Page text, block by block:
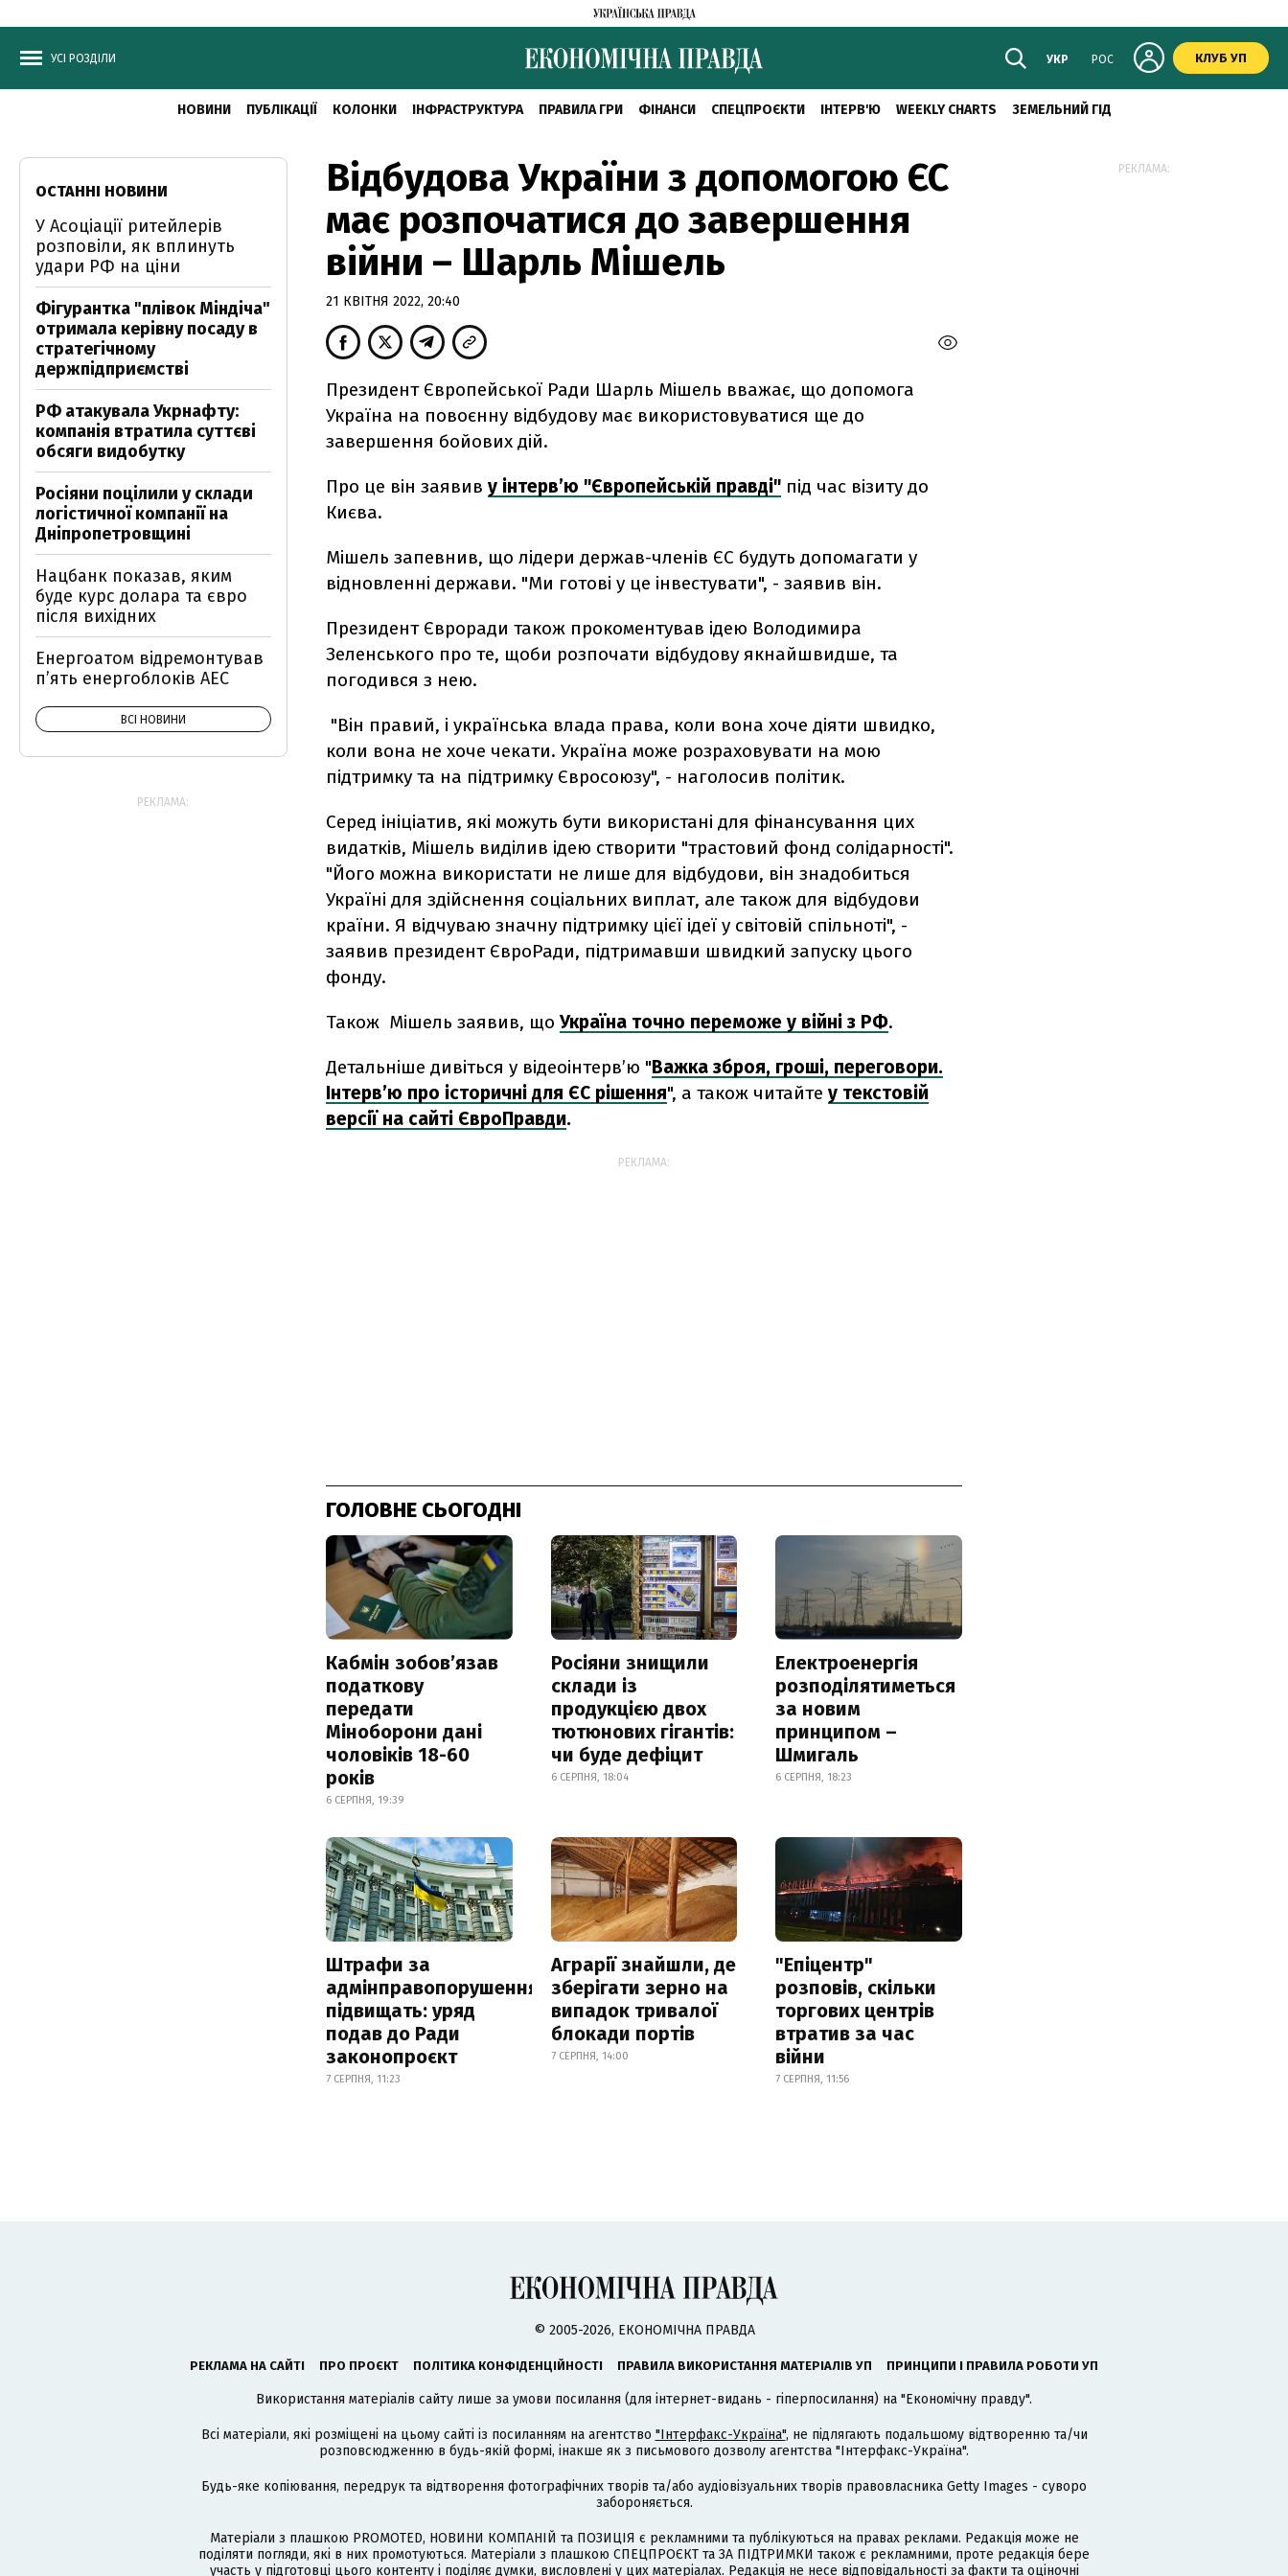
УСІ РОЗДІЛИ УКР РОС КЛУБ УП
НОВИНИ ПУБЛІКАЦІЇ КОЛОНКИ ІНФРАСТРУКТУРА ПРАВИЛА ГРИ ФІНАНСИ СПЕЦПРОЄКТИ ІНТЕРВ'Ю WEEKLY CHARTS ЗЕМЕЛЬНИЙ ГІД
Відбудова України з допомогою ЄС
має розпочатися до завершення
війни – Шарль Мішель
21 КВІТНЯ 2022, 20:40
Президент Європейської Ради Шарль Мішель вважає, що допомога
Україна на повоєнну відбудову має використовуватися ще до
завершення бойових дій.
Про це він заявив у інтерв’ю "Європейській правді" під час візиту до
Києва.
Мішель запевнив, що лідери держав-членів ЄС будуть допомагати у
відновленні держави. "Ми готові у це інвестувати", - заявив він.
Президент Євроради також прокоментував ідею Володимира
Зеленського про те, щоби розпочати відбудову якнайшвидше, та
погодився з нею.
"Він правий, і українська влада права, коли вона хоче діяти швидко,
коли вона не хоче чекати. Україна може розраховувати на мою
підтримку та на підтримку Євросоюзу", - наголосив політик.
Серед ініціатив, які можуть бути використані для фінансування цих
видатків, Мішель виділив ідею створити "трастовий фонд солідарності".
"Його можна використати не лише для відбудови, він знадобиться
Україні для здійснення соціальних виплат, але також для відбудови
країни. Я відчуваю значну підтримку цієї ідеї у світовій спільноті", -
заявив президент ЄвроРади, підтримавши швидкий запуску цього
фонду.
Також Мішель заявив, що Україна точно переможе у війні з РФ.
Детальніше дивіться у відеоінтерв’ю "Важка зброя, гроші, переговори.
Інтерв’ю про історичні для ЄС рішення", а також читайте у текстовій
версії на сайті ЄвроПравди.
РЕКЛАМА:
ГОЛОВНЕ СЬОГОДНІ
Кабмін зобовʼязав
податкову
передати
Міноборони дані
чоловіків 18-60
років
6 СЕРПНЯ, 19:39
Росіяни знищили
склади із
продукцією двох
тютюнових гігантів:
чи буде дефіцит
6 СЕРПНЯ, 18:04
Електроенергія
розподілятиметься
за новим
принципом –
Шмигаль
6 СЕРПНЯ, 18:23
Штрафи за
адмінправопорушення
підвищать: уряд
подав до Ради
законопроєкт
7 СЕРПНЯ, 11:23
Аграрії знайшли, де
зберігати зерно на
випадок тривалої
блокади портів
7 СЕРПНЯ, 14:00
"Епіцентр"
розповів, скільки
торгових центрів
втратив за час
війни
7 СЕРПНЯ, 11:56
ОСТАННІ НОВИНИ
У Асоціації ритейлерів
розповіли, як вплинуть
удари РФ на ціни
Фігурантка "плівок Міндіча"
отримала керівну посаду в
стратегічному
держпідприємстві
РФ атакувала Укрнафту:
компанія втратила суттєві
обсяги видобутку
Росіяни поцілили у склади
логістичної компанії на
Дніпропетровщині
Нацбанк показав, яким
буде курс долара та євро
після вихідних
Енергоатом відремонтував
п’ять енергоблоків АЕС
ВСІ НОВИНИ
РЕКЛАМА:
РЕКЛАМА:
© 2005-2026, ЕКОНОМІЧНА ПРАВДА
РЕКЛАМА НА САЙТІ ПРО ПРОЄКТ ПОЛІТИКА КОНФІДЕНЦІЙНОСТІ ПРАВИЛА ВИКОРИСТАННЯ МАТЕРІАЛІВ УП ПРИНЦИПИ І ПРАВИЛА РОБОТИ УП
Використання матеріалів сайту лише за умови посилання (для інтернет-видань - гіперпосилання) на "Економічну правду".
Всі матеріали, які розміщені на цьому сайті із посиланням на агентство "Інтерфакс-Україна", не підлягають подальшому відтворенню та/чи
розповсюдженню в будь-якій формі, інакше як з письмового дозволу агентства "Інтерфакс-Україна".
Будь-яке копіювання, передрук та відтворення фотографічних творів та/або аудіовізуальних творів правовласника Getty Images - суворо
забороняється.
Матеріали з плашкою PROMOTED, НОВИНИ КОМПАНІЙ та ПОЗИЦІЯ є рекламними та публікуються на правах реклами. Редакція може не
поділяти погляди, які в них промотуються. Матеріали з плашкою СПЕЦПРОЄКТ та ЗА ПІДТРИМКИ також є рекламними, проте редакція бере
участь у підготовці цього контенту і поділяє думки, висловлені у цих матеріалах. Редакція не несе відповідальності за факти та оціночні